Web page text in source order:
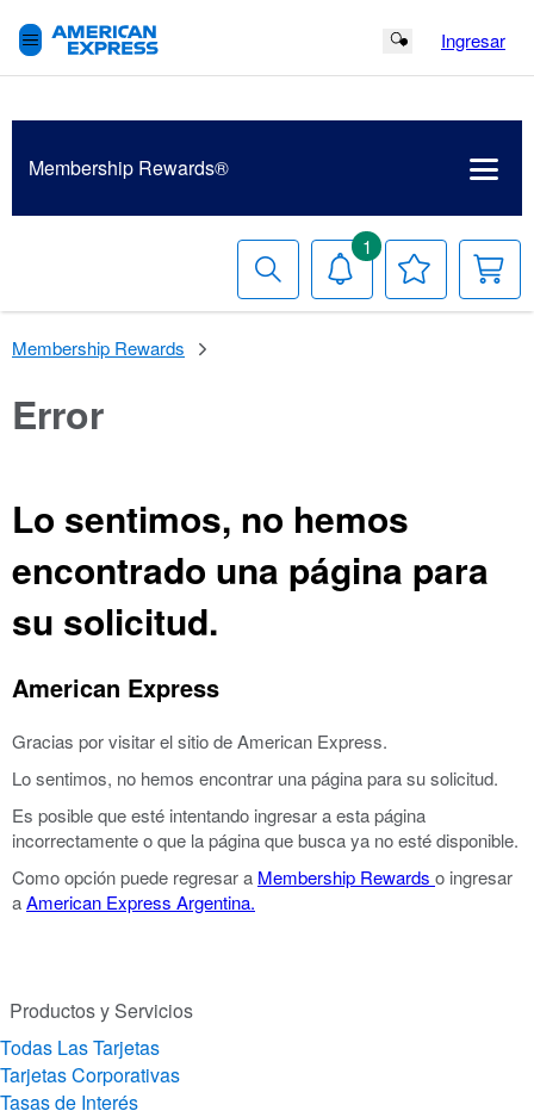
Search Button
Ingresar
Membership Rewards®
Buscar Notificaciones
1
Tu
de
Membership Rewards
Error
Lo sentimos, no hemos
encontrado una página para
su solicitud.
American Express
Gracias por visitar el sitio de American Express.
Lo sentimos, no hemos encontrar una página para su solicitud.
Es posible que esté intentando ingresar a esta página
incorrectamente o que la página que busca ya no esté disponible.
Como opción puede regresar a Membership Rewards o ingresar
aAmerican Express Argentina.
Productos y Servicios
Todas Las Tarjetas
Tarjetas Corporativas
Tasas de Interés